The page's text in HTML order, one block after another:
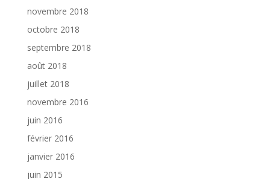
novembre 2018
octobre 2018
septembre 2018
août 2018
juillet 2018
novembre 2016
juin 2016
février 2016
janvier 2016
juin 2015